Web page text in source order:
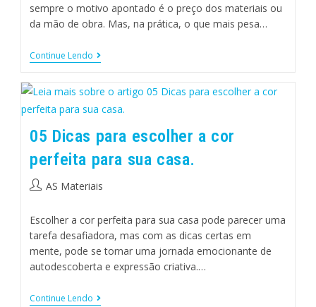
sempre o motivo apontado é o preço dos materiais ou
da mão de obra. Mas, na prática, o que mais pesa…
Continue Lendo
05 Dicas para escolher a cor
perfeita para sua casa.
AS Materiais
Escolher a cor perfeita para sua casa pode parecer uma
tarefa desafiadora, mas com as dicas certas em
mente, pode se tornar uma jornada emocionante de
autodescoberta e expressão criativa.…
Continue Lendo